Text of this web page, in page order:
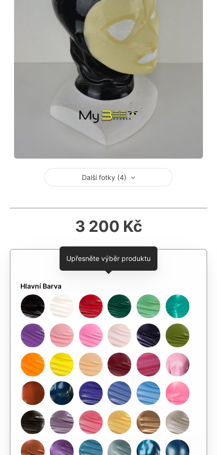
Další fotky (4)
3 200 Kč
Upřesněte výběr produktu
Hlavní Barva